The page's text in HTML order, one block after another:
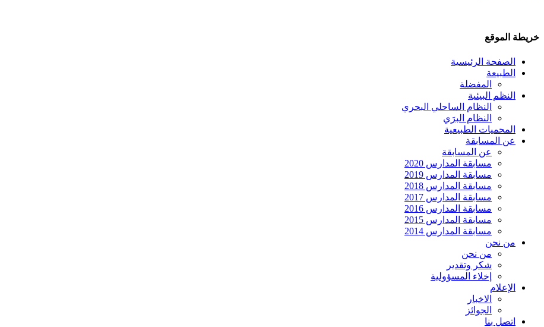
خريطة الموقع
الصفحة الرئيسية
الطبيعة
المفضلة
النظم البيئية
النظام الساحلي البحري
النظام البرَي
المحميات الطبيعية
عن المسابقة
عن المسابقة
مسابقة المدارس 2020
مسابقة المدارس 2019
مسابقة المدارس 2018
مسابقة المدارس 2017
مسابقة المدارس 2016
مسابقة المدارس 2015
مسابقة المدارس 2014
من نحن
من نحن
شكر وتقدير
إخلاء المسؤولية
الإعلام
الاخبار
الجوائز
اتصل بنا